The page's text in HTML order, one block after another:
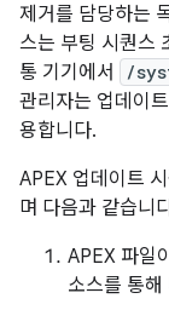
제거를 담당하는
스는 부팅 시퀀스
통 기기에서
/
관리자는 업데이
용합니다.
APEX 업데이트
며 다음과 같습니
APEX 파일
소스를 통